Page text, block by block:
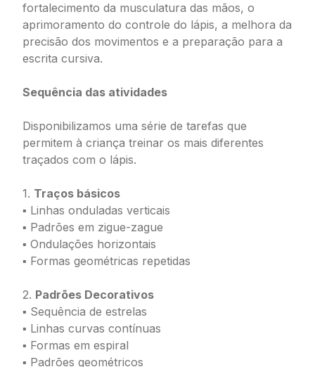
fortalecimento da musculatura das mãos, o
aprimoramento do controle do lápis, a melhora da
precisão dos movimentos e a preparação para a
escrita cursiva.
Sequência das atividades
Disponibilizamos uma série de tarefas que
permitem à criança treinar os mais diferentes
traçados com o lápis.
1. Traços básicos
▪ Linhas onduladas verticais
▪ Padrões em zigue-zague
▪ Ondulações horizontais
▪ Formas geométricas repetidas
2. Padrões Decorativos
▪ Sequência de estrelas
▪ Linhas curvas contínuas
▪ Formas em espiral
▪ Padrões geométricos